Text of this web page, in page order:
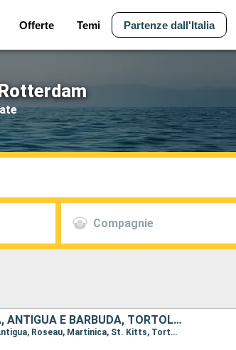
Offerte Temi Partenze dall'Italia
Compagnie
STATI UNITI, SAINT MARTIN, DOMINICA, MARTINICA, ANTIGUA E BARBUDA, TORTOLA, BAHAMAS
Itinerario : Fort Lauderdale, Saint Martin (Antilles Néerlandaises), Antigua, Roseau, Martinica, St. Kitts, Tortola, Half Moon Cay, Fort Lauderdale